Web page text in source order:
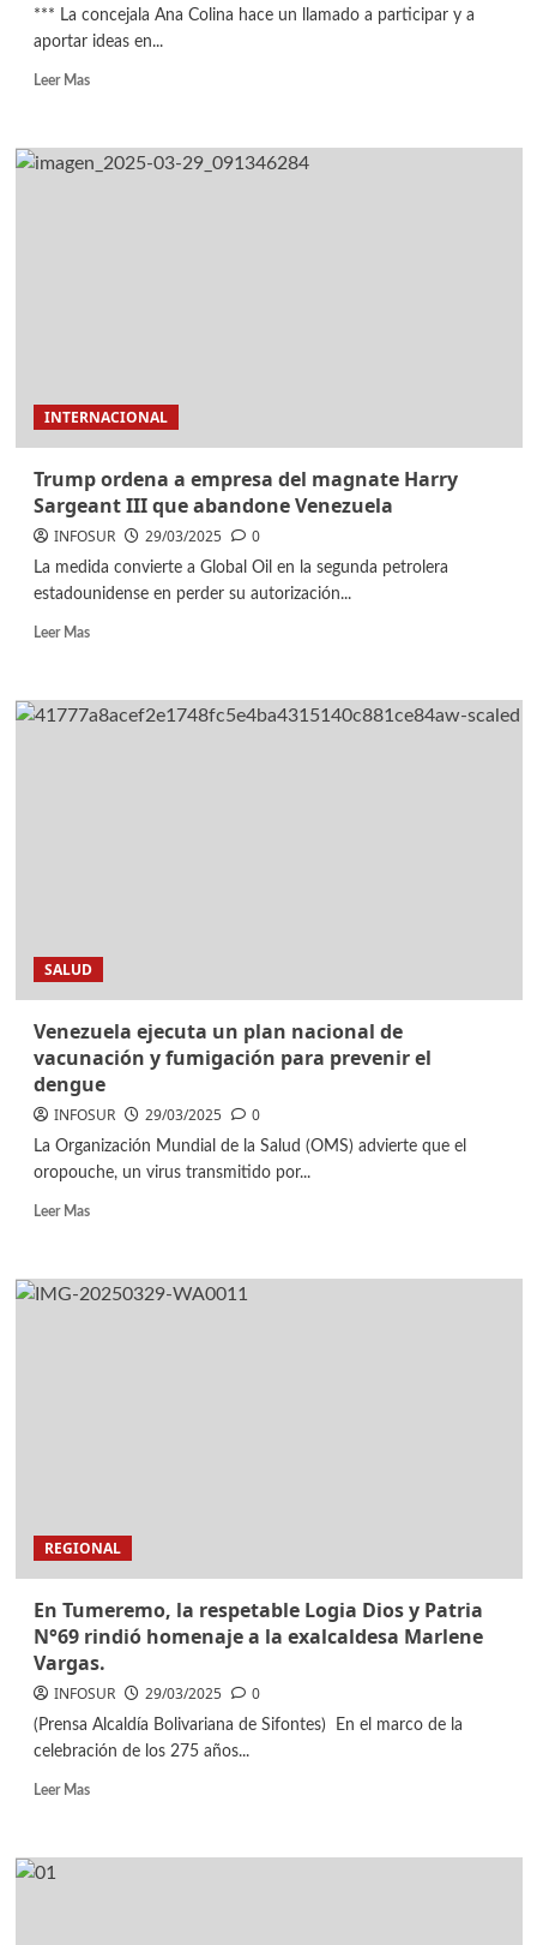
*** La concejala Ana Colina hace un llamado a participar y a
aportar ideas en...
Leer Mas
INTERNACIONAL
Trump ordena a empresa del magnate Harry
Sargeant III que abandone Venezuela
INFOSUR 29/03/2025 0
La medida convierte a Global Oil en la segunda petrolera
estadounidense en perder su autorización...
Leer Mas
SALUD
Venezuela ejecuta un plan nacional de
vacunación y fumigación para prevenir el
dengue
INFOSUR 29/03/2025 0
La Organización Mundial de la Salud (OMS) advierte que el
oropouche, un virus transmitido por...
Leer Mas
REGIONAL
En Tumeremo, la respetable Logia Dios y Patria
N°69 rindió homenaje a la exalcaldesa Marlene
Vargas.
INFOSUR 29/03/2025 0
(Prensa Alcaldía Bolivariana de Sifontes) En el marco de la
celebración de los 275 años...
Leer Mas